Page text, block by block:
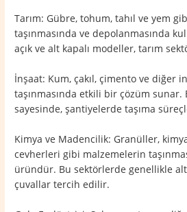
Tarım: Gübre, tohum, tahıl ve yem
taşınmasında ve depolanmasında
açık ve alt kapalı modeller, tarım
İnşaat: Kum, çakıl, çimento ve diğer
taşınmasında etkili bir çözüm
sayesinde, şantiyelerde taşıma
Kimya ve Madencilik: Granüller,
cevherleri gibi malzemelerin
üründür. Bu sektörlerde genellikle alt
çuvallar tercih edilir.